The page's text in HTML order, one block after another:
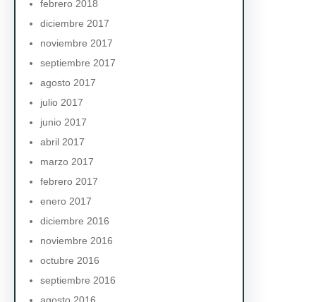
febrero 2018
diciembre 2017
noviembre 2017
septiembre 2017
agosto 2017
julio 2017
junio 2017
abril 2017
marzo 2017
febrero 2017
enero 2017
diciembre 2016
noviembre 2016
octubre 2016
septiembre 2016